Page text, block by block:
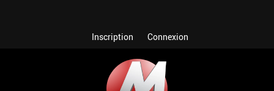
Inscription Connexion